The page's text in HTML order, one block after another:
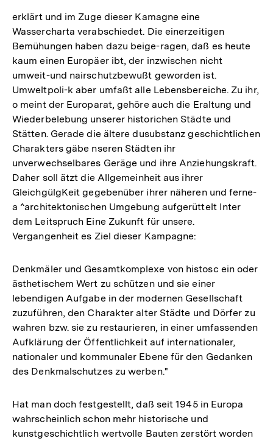
erklärt und im Zuge dieser Kamagne eine
Wassercharta verabschiedet. Die einerzeitigen
Bemühungen haben dazu beige-ragen, daß es heute
kaum einen Europäer ibt, der inzwischen nicht
umweit-und nairschutzbewußt geworden ist.
Umweltpoli-k aber umfaßt alle Lebensbereiche. Zu ihr,
o meint der Europarat, gehöre auch die Eraltung und
Wiederbelebung unserer historichen Städte und
Stätten. Gerade die ältere dusubstanz geschichtlichen
Charakters gäbe nseren Städten ihr
unverwechselbares Geräge und ihre Anziehungskraft.
Daher soll ätzt die Allgemeinheit aus ihrer
GleichgülgKeit gegebenüber ihrer näheren und ferne-
a ^architektonischen Umgebung aufgerüttelt Inter
dem Leitspruch Eine Zukunft für unsere.
Vergangenheit es Ziel dieser Kampagne:
Denkmäler und Gesamtkomplexe von histosc ein oder
ästhetischem Wert zu schützen und sie einer
lebendigen Aufgabe in der modernen Gesellschaft
zuzuführen, den Charakter alter Städte und Dörfer zu
wahren bzw. sie zu restaurieren, in einer umfassenden
Aufklärung der Öffentlichkeit auf internationaler,
nationaler und kommunaler Ebene für den Gedanken
des Denkmalschutzes zu werben."
Hat man doch festgestellt, daß seit 1945 in Europa
wahrscheinlich schon mehr historische und
kunstgeschichtlich wertvolle Bauten zerstört worden